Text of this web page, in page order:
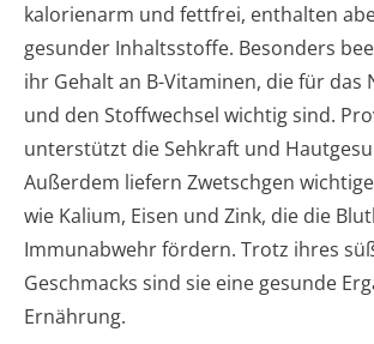
kalorienarm und fettfrei, enthalten
gesunder Inhaltsstoffe. Besonders
ihr Gehalt an B-Vitaminen, die für das
und den Stoffwechsel wichtig sind.
unterstützt die Sehkraft und
Außerdem liefern Zwetschgen
wie Kalium, Eisen und Zink, die die
Immunabwehr fördern. Trotz ihres
Geschmacks sind sie eine gesunde
Ernährung.